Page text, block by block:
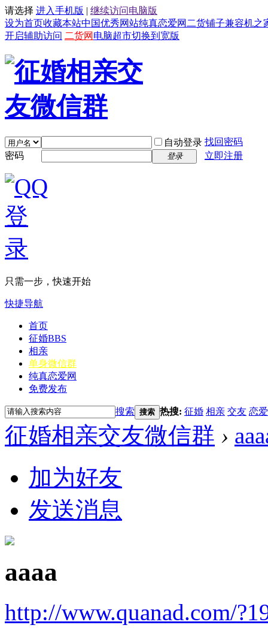
请选择 进入手机版 | 继续访问电脑版
设为首页收藏本站中国优秀网站纯真恋爱网 二货铺子兼容机之
开启辅助访问 二货网 电脑超市切换到宽版
自动登录 找回密码
密码
登录 立即注册
只需一步，快速开始
快捷导航
首页
征婚BBS
相亲
单身微信群
纯真恋爱网
免费发布
搜索 搜索 热搜: 征婚 相亲 交友 恋爱
征婚相亲交友微信群 ›
加为好友
发送消息
aaaa
http://www.quanad.com/